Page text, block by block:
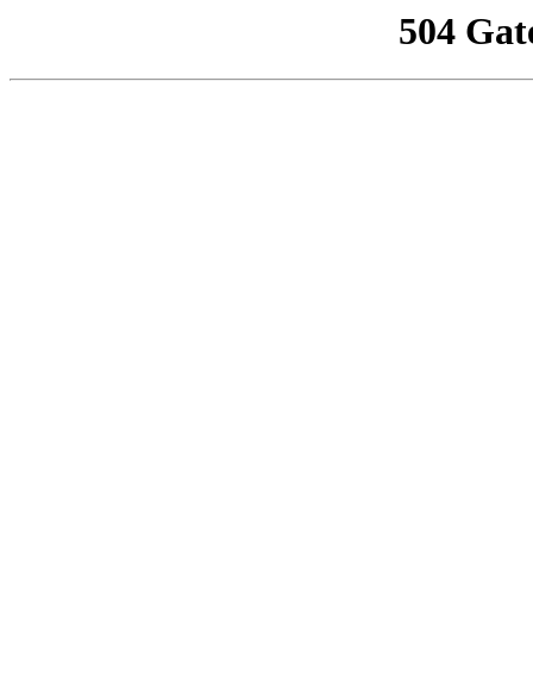
504